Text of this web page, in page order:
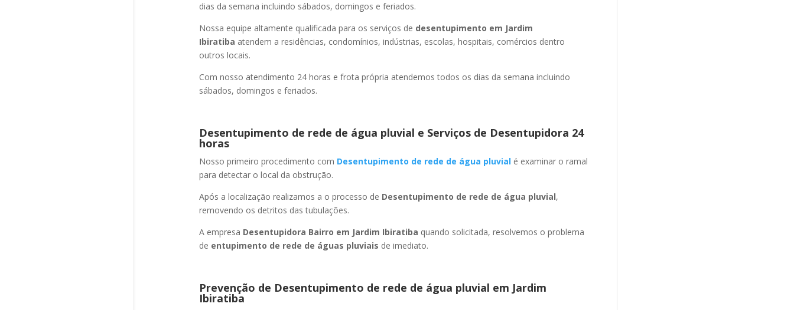
dias da semana incluindo sábados, domingos e feriados.
Nossa equipe altamente qualificada para os serviços de desentupimento em Jardim
Ibiratiba atendem a residências, condomínios, indústrias, escolas, hospitais, comércios dentro
outros locais.
Com nosso atendimento 24 horas e frota própria atendemos todos os dias da semana incluindo
sábados, domingos e feriados.
Desentupimento de rede de água pluvial e Serviços de Desentupidora 24
horas
Nosso primeiro procedimento com Desentupimento de rede de água pluvialé examinar o ramal
para detectar o local da obstrução.
Após a localização realizamos a o processo de Desentupimento de rede de água pluvial,
removendo os detritos das tubulações.
A empresa Desentupidora Bairro em Jardim Ibiratiba quando solicitada, resolvemos o problema
de entupimento de rede de águas pluviais de imediato.
Prevenção de Desentupimento de rede de água pluvial em Jardim
Ibiratiba